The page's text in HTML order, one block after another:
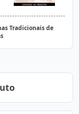
Tradicionais de